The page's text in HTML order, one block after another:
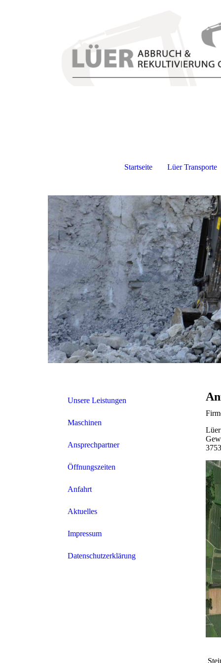
Startseite Lüer Transporte
Unsere Leistungen
Maschinen
Ansprechpartner
Öffnungszeiten
Anfahrt
Aktuelles
Impressum
Datenschutzerklärung